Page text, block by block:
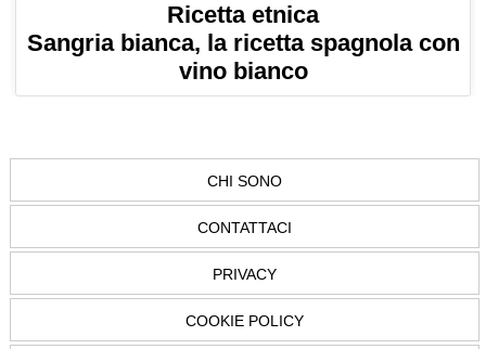
Ricetta etnica
Sangria bianca, la ricetta spagnola con
vino bianco
CHI SONO
CONTATTACI
PRIVACY
COOKIE POLICY